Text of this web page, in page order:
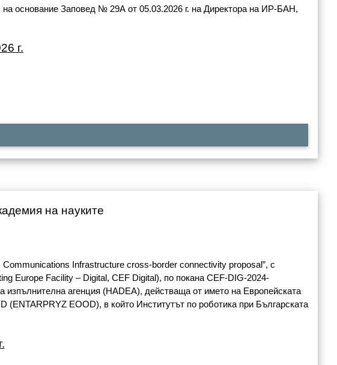
на основание Заповед № 29А от 05.03.2026 г. на Директора на ИР-БАН,
г.
на науките
Infrastructure cross-border connectivity proposal”, с
Europe Facility – Digital, CEF Digital), по покана CEF-DIG-2024-
агенция (HADEA), действаща от името на Европейската
EOOD), в който Институтът по роботика при Българската